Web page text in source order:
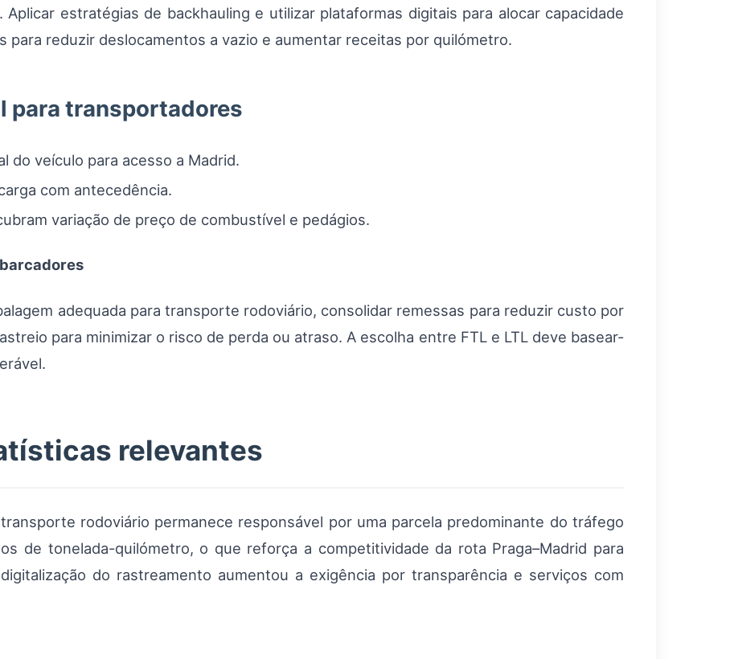
estratégias de backhauling e utilizar plataformas digitais para alocar capacidade
para reduzir deslocamentos a vazio e aumentar receitas por quilómetro.
para transportadores
do veículo para acesso a Madrid.
com antecedência.
variação de preço de combustível e pedágios.
adequada para transporte rodoviário, consolidar remessas para reduzir custo por
para minimizar o risco de perda ou atraso. A escolha entre FTL e LTL deve basear-
relevantes
transporte rodoviário permanece responsável por uma parcela predominante do tráfego
de tonelada-quilómetro, o que reforça a competitividade da rota Praga–Madrid para
do rastreamento aumentou a exigência por transparência e serviços com